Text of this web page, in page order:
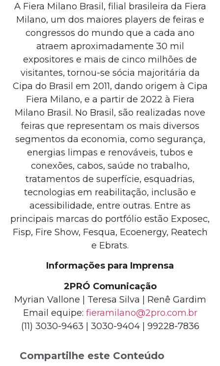
A Fiera Milano Brasil, filial brasileira da Fiera
Milano, um dos maiores players de feiras e
congressos do mundo que a cada ano
atraem aproximadamente 30 mil
expositores e mais de cinco milhões de
visitantes, tornou-se sócia majoritária da
Cipa do Brasil em 2011, dando origem à Cipa
Fiera Milano, e a partir de 2022 à Fiera
Milano Brasil. No Brasil, são realizadas nove
feiras que representam os mais diversos
segmentos da economia, como segurança,
energias limpas e renováveis, tubos e
conexões, cabos, saúde no trabalho,
tratamentos de superfície, esquadrias,
tecnologias em reabilitação, inclusão e
acessibilidade, entre outras. Entre as
principais marcas do portfólio estão Exposec,
Fisp, Fire Show, Fesqua, Ecoenergy, Reatech
e Ebrats.
Informações para Imprensa
2PRÓ Comunicação
Myrian Vallone | Teresa Silva | Renê Gardim
Email equipe: fieramilano@2pro.com.br
(11) 3030-9463 | 3030-9404 | 99228-7836
Compartilhe este Conteúdo